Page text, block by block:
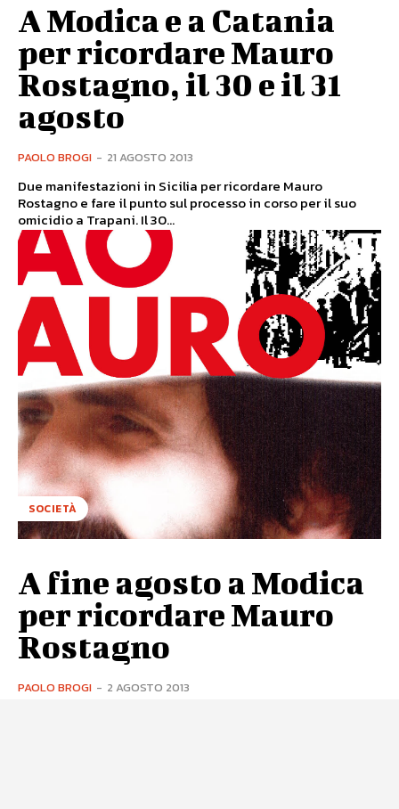
A Modica e a Catania
per ricordare Mauro
Rostagno, il 30 e il 31
agosto
PAOLO BROGI - 21 AGOSTO 2013
Due manifestazioni in Sicilia per ricordare Mauro
Rostagno e fare il punto sul processo in corso per il suo
omicidio a Trapani. Il 30...
SOCIETÀ
A fine agosto a Modica
per ricordare Mauro
Rostagno
PAOLO BROGI - 2 AGOSTO 2013